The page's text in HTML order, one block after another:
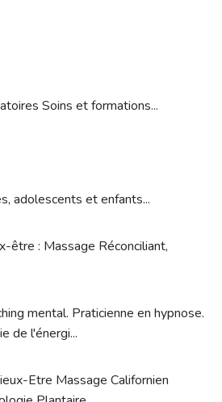
Soins et formations...
adolescents et enfants...
être : Massage Réconciliant,
mental. Praticienne en hypnose.
de l'énergi...
Etre Massage Californien